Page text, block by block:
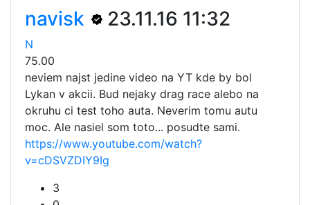
navisk 23.11.16 11:32
N
75.00
neviem najst jedine video na YT kde by bol
Lykan v akcii. Bud nejaky drag race alebo na
okruhu ci test toho auta. Neverim tomu autu
moc. Ale nasiel som toto... posudte sami.
https://www.youtube.com/watch?
v=cDSVZDIY9Ig
3